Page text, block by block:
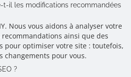
t-il les modifications recommandées
Nous vous aidons à analyser votre
ainsi que des
pour optimiser votre site : toutefois,
changements pour vous.
?